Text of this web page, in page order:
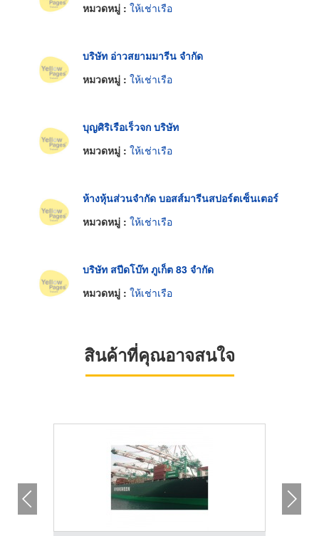
หมวดหมู่ : ให้เช่าเรือ
บริษัท อ่าวสยามมารีน จำกัด
หมวดหมู่ : ให้เช่าเรือ
บุญศิริเรือเร็วจก บริษัท
หมวดหมู่ : ให้เช่าเรือ
ห้างหุ้นส่วนจำกัด บอสส์มารีนสปอร์ตเซ็นเตอร์
หมวดหมู่ : ให้เช่าเรือ
บริษัท สปีดโบ๊ท ภูเก็ต 83 จำกัด
หมวดหมู่ : ให้เช่าเรือ
สินค้าที่คุณอาจสนใจ